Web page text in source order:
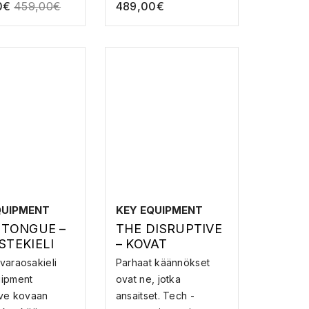
€ 459,00€ 489,00€
–
kovaan
KEY EQUIPMENT
THE DISRUPTIVE
– KOVAT
SPLITTIKENGÄT
Parhaat käännökset
ovat ne, jotka
ansaitset. Tech -